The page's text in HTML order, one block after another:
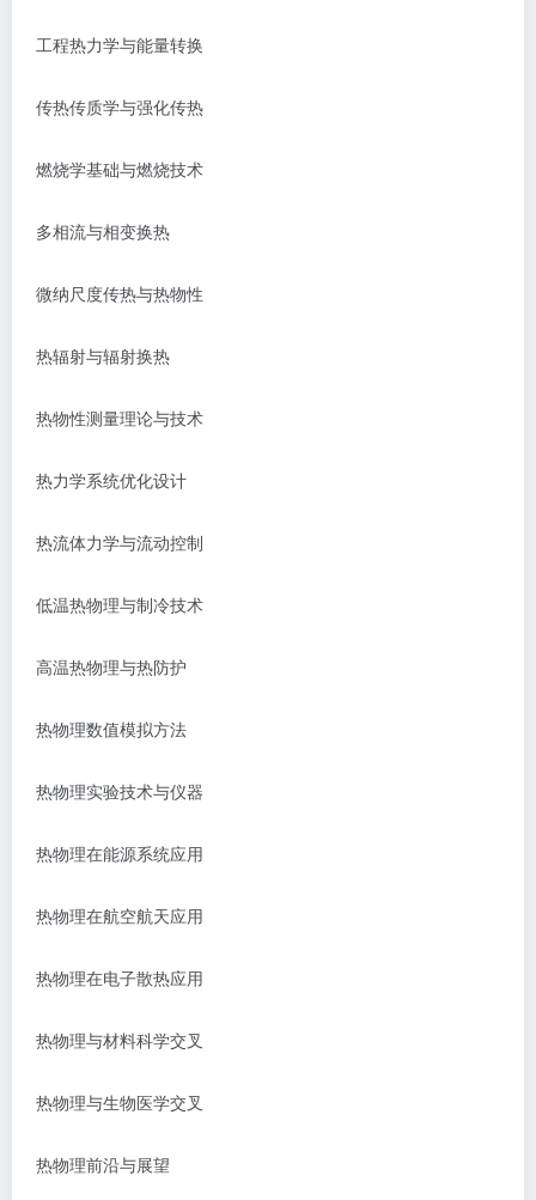
工程热力学与能量转换
传热传质学与强化传热
燃烧学基础与燃烧技术
多相流与相变换热
微纳尺度传热与热物性
热辐射与辐射换热
热物性测量理论与技术
热力学系统优化设计
热流体力学与流动控制
低温热物理与制冷技术
高温热物理与热防护
热物理数值模拟方法
热物理实验技术与仪器
热物理在能源系统应用
热物理在航空航天应用
热物理在电子散热应用
热物理与材料科学交叉
热物理与生物医学交叉
热物理前沿与展望